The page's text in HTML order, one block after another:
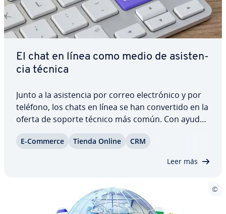
El chat en línea como medio de asi­s­te­n­
cia técnica
Junto a la asi­s­te­n­cia por correo ele­c­tró­ni­co y por
teléfono, los chats en línea se han co­n­ve­r­ti­do en la
oferta de soporte técnico más común. Con ayuda
puedes vincular la he­rra­mie­n­ta en tiempo real con
E-Commerce Tienda Online CRM
Leer más